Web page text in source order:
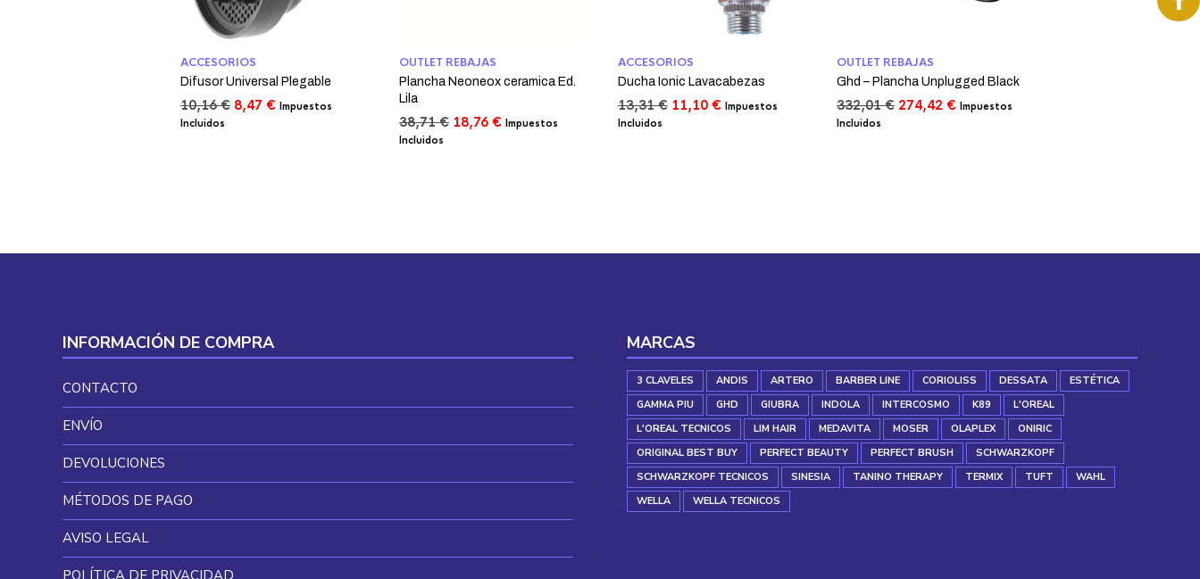
ACCESORIOS
Difusor Universal Plegable
10,16€ El
8,47 €ElImpuestos
Incluidos
OUTLET REBAJAS
Plancha Neoneox ceramica Ed.
Lila
38,71€ El
18,76 €ElImpuestos
Incluidos
ACCESORIOS
Ducha Ionic Lavacabezas
13,31€ El
11,10 €ElImpuestos
Incluidos
OUTLET REBAJAS
Ghd – Plancha Unplugged Black
332,01€ El
274,42 €ElImpuestos
Incluidos
INFORMACIÓN DE COMPRA
CONTACTO
ENVÍO
DEVOLUCIONES
MÉTODOS DE PAGO
AVISO LEGAL
MARCAS
3 CLAVELES ANDIS ARTERO BARBER LINE CORIOLISS DESSATA
ESTÉTICA
GAMMA PIU
GHD GIUBRA INDOLA INTERCOSMO K89
L'OREAL
L'OREAL TECNICOS
LIM HAIR MEDAVITA MOSER OLAPLEX
ONIRIC
ORIGINAL BEST BUY
PERFECT BEAUTY PERFECT BRUSH
SCHWARZKOPF
SCHWARZKOPF TECNICOS
SINESIA TANINO THERAPY TERMIX TUFT
WAHL
WELLA
WELLA TECNICOS